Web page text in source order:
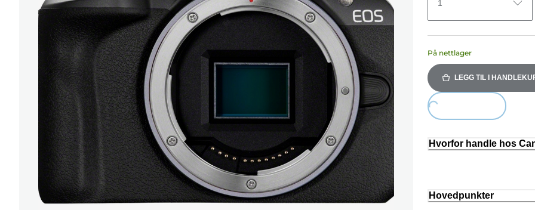
1
På nettlager
LEGG TIL I
Loading...
Hvorfor handle hos
Hovedpunkter